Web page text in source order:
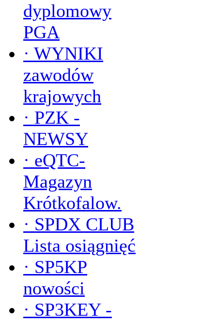
dyplomowy
PGA
· WYNIKI
zawodów
krajowych
· PZK -
NEWSY
· eQTC-
Magazyn
Krótkofalow.
· SPDX CLUB
Lista osiągnięć
· SP5KP
nowości
· SP3KEY -